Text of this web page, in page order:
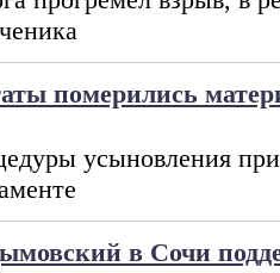
померились
усыновления
в Сочи